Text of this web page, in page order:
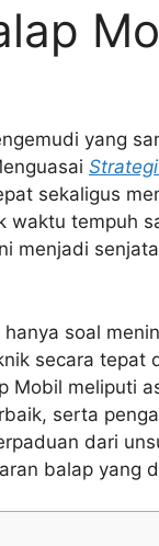
yang
sekaligus
tempuh
menjadi
soal
secara tepat
Mobil meliputi
serta
dari
balap yang